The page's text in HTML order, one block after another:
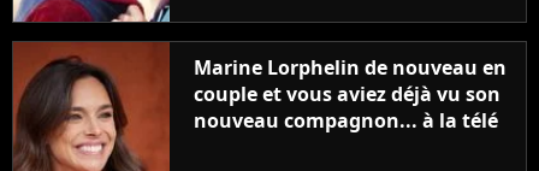
Marine Lorphelin de nouveau en
couple et vous aviez déjà vu son
nouveau compagnon... à la télé